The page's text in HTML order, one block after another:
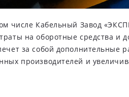
числе Кабельный Завод
на оборотные средства и
за собой
производителей и